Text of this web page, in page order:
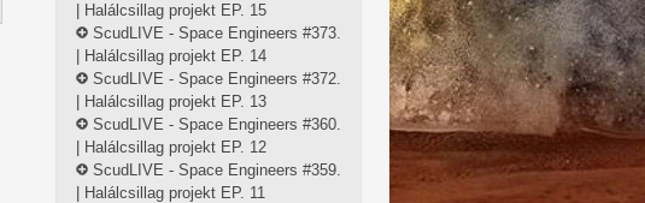
| Halálcsillag projekt EP. 15
ScudLIVE - Space Engineers #373.
| Halálcsillag projekt EP. 14
ScudLIVE - Space Engineers #372.
| Halálcsillag projekt EP. 13
ScudLIVE - Space Engineers #360.
| Halálcsillag projekt EP. 12
ScudLIVE - Space Engineers #359.
| Halálcsillag projekt EP. 11